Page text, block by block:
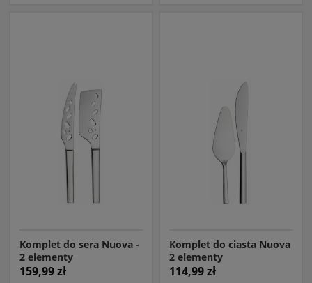
Komplet do sera Nuova -
2 elementy
159,99 zł
Komplet do ciasta Nuova
2 elementy
114,99 zł